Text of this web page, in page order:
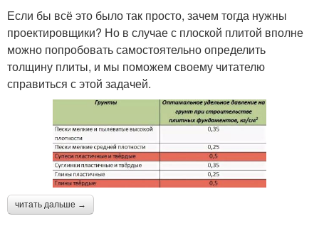
Если бы всё это было так просто, зачем тогда нужны
проектировщики? Но в случае с плоской плитой вполне
можно попробовать самостоятельно определить
толщину плиты, и мы поможем своему читателю
справиться с этой задачей.
читать дальше →